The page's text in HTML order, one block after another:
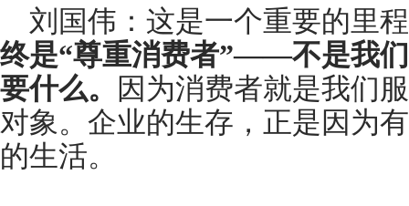
刘国伟：这是一个重要的里
终是“尊重消费者”——不是我
要什么。
因为消费者就是我们
对象。企业的生存，正是因为
的生活。